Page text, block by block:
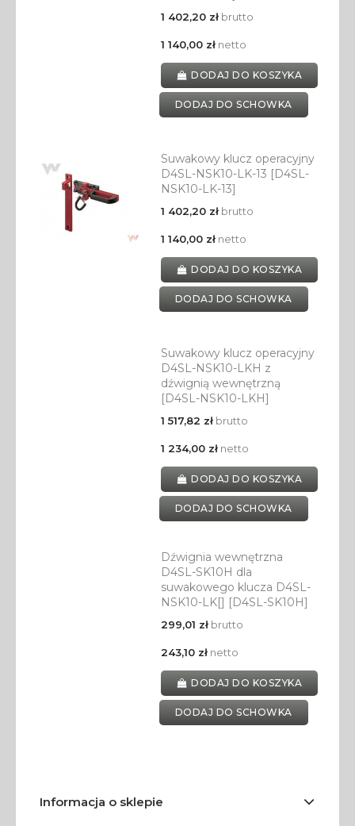
1 402,20 złbrutto
1 140,00 złnetto
DODAJ DO KOSZYKA
DODAJ DO SCHOWKA
Suwakowy klucz operacyjny
D4SL-NSK10-LK-13 [D4SL-
NSK10-LK-13]
1 402,20 złbrutto
1 140,00 złnetto
DODAJ DO KOSZYKA
DODAJ DO SCHOWKA
Suwakowy klucz operacyjny
D4SL-NSK10-LKH z
dźwignią wewnętrzną
[D4SL-NSK10-LKH]
1 517,82 złbrutto
1 234,00 złnetto
DODAJ DO KOSZYKA
DODAJ DO SCHOWKA
Dźwignia wewnętrzna
D4SL-SK10H dla
suwakowego klucza D4SL-
NSK10-LK[] [D4SL-SK10H]
299,01 złbrutto
243,10 złnetto
DODAJ DO KOSZYKA
DODAJ DO SCHOWKA
Informacja o sklepie